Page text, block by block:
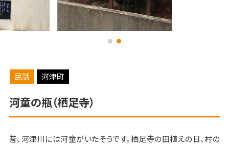
民話 河津町
河童の瓶（栖足寺）
昔、河津川には河童がいたそうです。栖足寺の田植えの日、村の